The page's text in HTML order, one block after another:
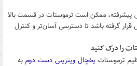
پیشرفته، ممکن است ترموستات در قسمت بالا
قرار گرفته باشد تا دسترسی آسان‌تر و کنترل
را درک کنید
ترموستات یخچال ویترینی دست دوم به